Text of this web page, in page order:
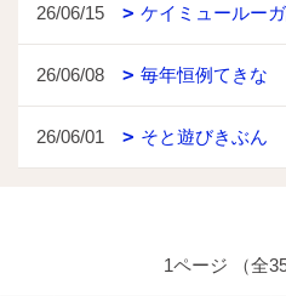
26/06/15 ケイミュールー
26/06/08 毎年恒例てきな
26/06/01 そと遊びきぶん
1ページ （全